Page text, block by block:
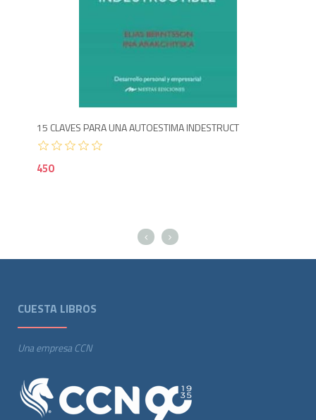
15 CLAVES PARA UNA AUTOESTIMA INDESTRUCT
450
CUESTA LIBROS
Una empresa CCN